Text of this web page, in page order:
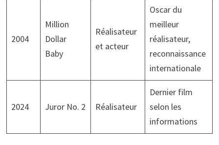
2004
Million
Dollar
Baby
Réalisateur
et acteur
Oscar du
meilleur
réalisateur,
reconnaissance
internationale
2024 Juror No. 2 Réalisateur
Dernier film
selon les
informations